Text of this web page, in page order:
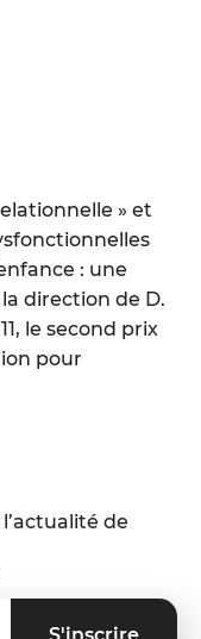
» et
: une
direction de D.
le second prix
pour
de